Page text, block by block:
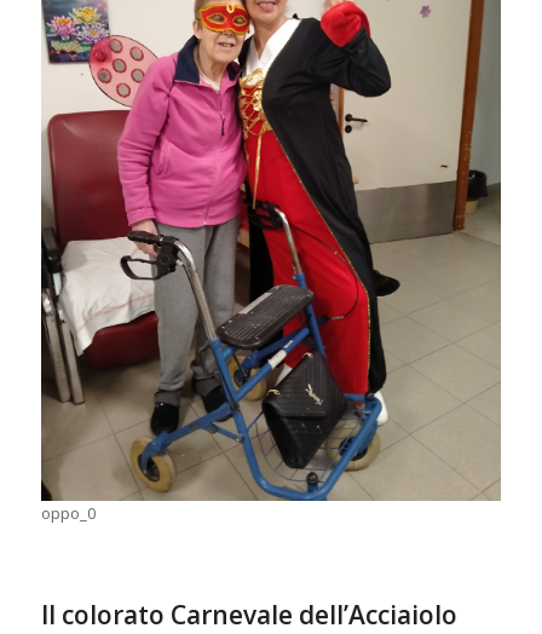
oppo_0
Il colorato Carnevale dell’Acciaiolo